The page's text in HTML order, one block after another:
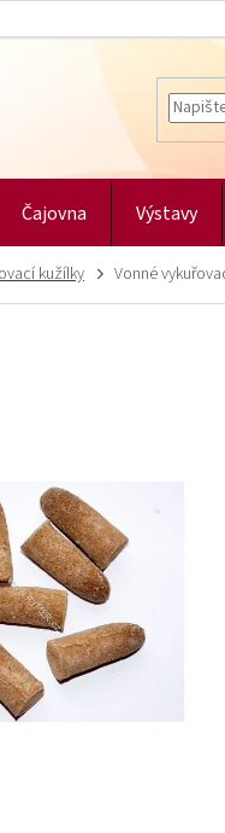
Čajovna Výstavy
kužílky Vonné